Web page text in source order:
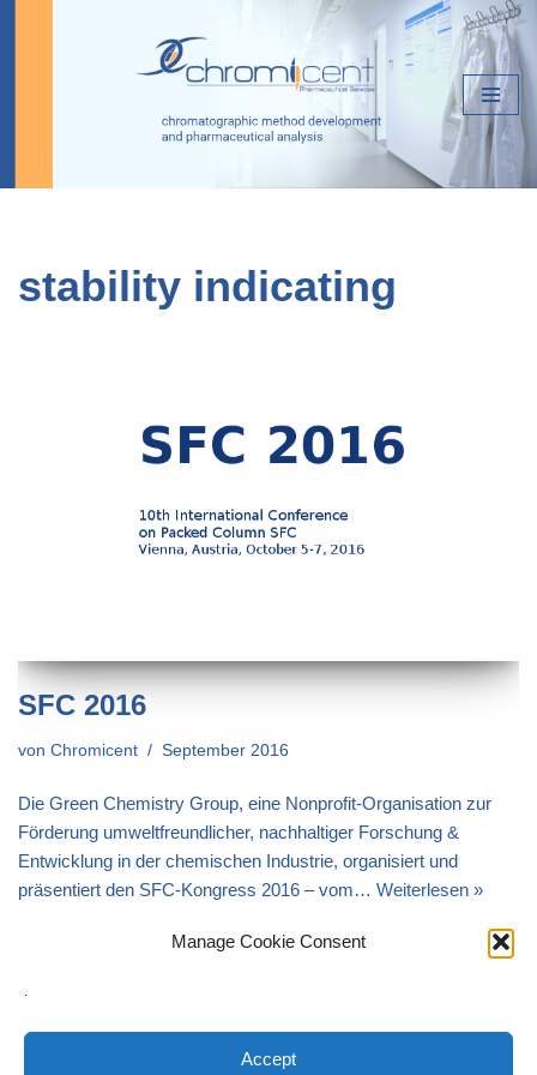
Manage Cookie Consent
.
Accept
stability indicating
SFC 2016
von Chromicent September 2016
Die Green Chemistry Group, eine Nonprofit-Organisation zur
Förderung umweltfreundlicher, nachhaltiger Forschung &
Entwicklung in der chemischen Industrie, organisiert und
präsentiert den SFC-Kongress 2016 – vom… Weiterlesen »